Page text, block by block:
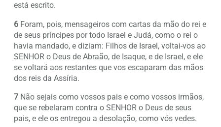
está escrito.
6 Foram, pois, mensageiros com cartas da mão do rei e
de seus príncipes por todo Israel e Judá, como o rei o
havia mandado, e diziam: Filhos de Israel, voltai-vos ao
SENHOR o Deus de Abraão, de Isaque, e de Israel, e ele
se voltará aos restantes que vos escaparam das mãos
dos reis da Assíria.
7 Não sejais como vossos pais e como vossos irmãos,
que se rebelaram contra o SENHOR o Deus de seus
pais, e ele os entregou a desolação, como vós vedes.